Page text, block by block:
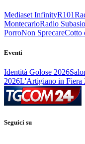
Mediaset InfinityR101
MontecarloRadio Subasio
PorroNon SprecareCotto
Eventi
Identità Golose 2026
2026L'Artigiano in Fiera
Seguici su